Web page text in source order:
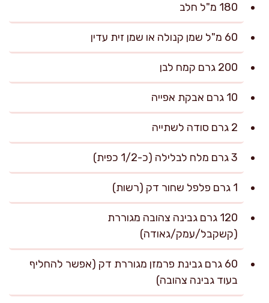
180 מ"ל חלב
60 מ"ל שמן קנולה או שמן זית עדין
200 גרם קמח לבן
10 גרם אבקת אפייה
2 גרם סודה לשתייה
3 גרם מלח לבלילה (כ-1/2 כפית)
1 גרם פלפל שחור דק (רשות)
120 גרם גבינה צהובה מגוררת
(קשקבל/עמק/גאודה)
60 גרם גבינת פרמזן מגוררת דק (אפשר להחליף
בעוד גבינה צהובה)